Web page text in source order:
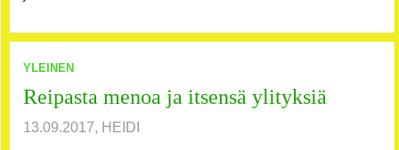
YLEINEN
Reipasta menoa ja itsensä ylityksiä
13.09.2017, HEIDI